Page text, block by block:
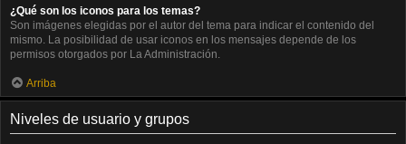
¿Qué son los iconos para los temas?
Son imágenes elegidas por el autor del tema para indicar el contenido del
mismo. La posibilidad de usar iconos en los mensajes depende de los
permisos otorgados por La Administración.
Arriba
Niveles de usuario y grupos